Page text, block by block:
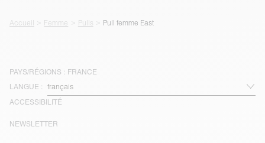
Accueil Femme Pulls Pull femme East
PAYS/RÉGIONS : FRANCE
LANGUE :
ACCESSIBILITÉ
NEWSLETTER